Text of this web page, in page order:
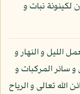
لكينونة نبات و
و النهار و
و سائر المركبات و
تعالى و الرياح